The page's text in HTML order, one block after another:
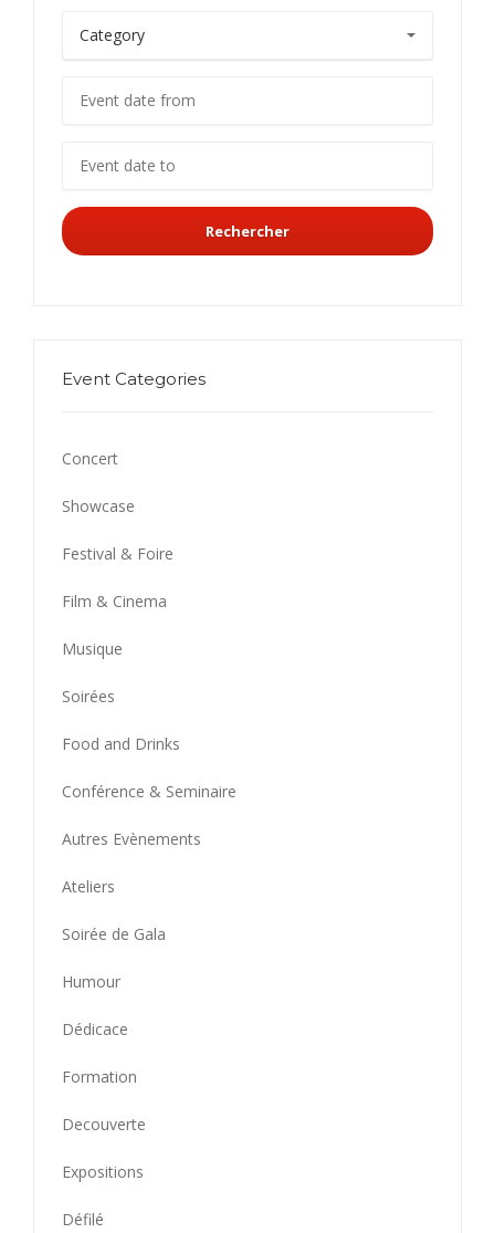
Rechercher
Event Categories
Concert
Showcase
Festival & Foire
Film & Cinema
Musique
Soirées
Food and Drinks
Conférence & Seminaire
Autres Evènements
Ateliers
Soirée de Gala
Humour
Dédicace
Formation
Decouverte
Expositions
Défilé